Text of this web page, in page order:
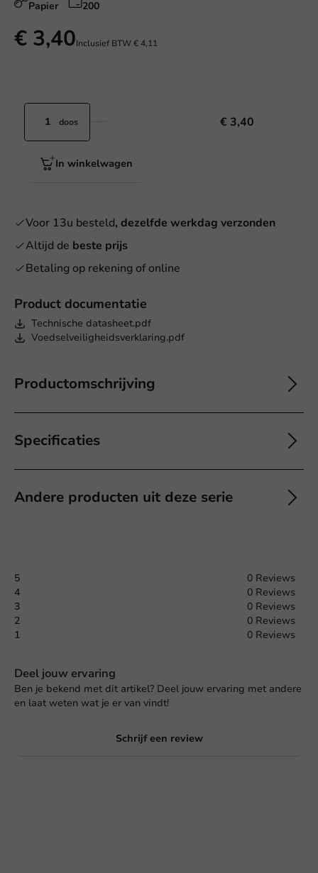
Product documentatie
Technische datasheet.pdf
Voedselveiligheidsverklaring.pdf
Productomschrijving
Specificaties
Andere producten uit deze serie
Papier 200
€ 3,40Inclusief BTW€ 4,11
doos € 3,40
In winkelwagen
Voor 13u besteld, dezelfde werkdag verzonden
Altijd de beste prijs
Betaling op rekening of online
5
0 Reviews
4
0 Reviews
3
0 Reviews
2
0 Reviews
1
0 Reviews
Deel jouw ervaring
Ben je bekend met dit artikel? Deel jouw ervaring met andere
en laat weten wat je er van vindt!
Schrijf een review